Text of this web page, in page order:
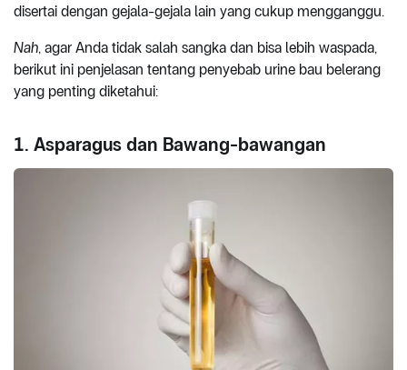
disertai dengan gejala-gejala lain yang cukup mengganggu.
Nah, agar Anda tidak salah sangka dan bisa lebih waspada,
berikut ini penjelasan tentang penyebab urine bau belerang
yang penting diketahui:
1. Asparagus dan Bawang-bawangan